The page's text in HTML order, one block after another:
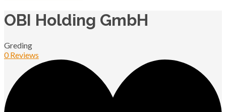
nach:
OBI Holding GmbH
Greding
0 Reviews